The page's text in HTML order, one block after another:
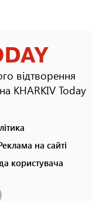
відтворення
KHARKIV Today
на сайті
користувача